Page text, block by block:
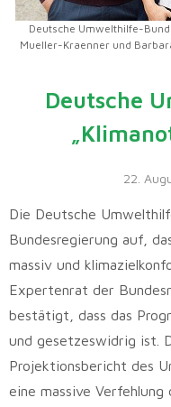
Deutsche Umwelthilfe-
Mueller-Kraenner und
Deutsche
22.
Die Deutsche
Bundesregierung auf,
massiv und
Expertenrat der
bestätigt, dass das
und gesetzeswidrig ist.
Projektionsbericht des
eine massive